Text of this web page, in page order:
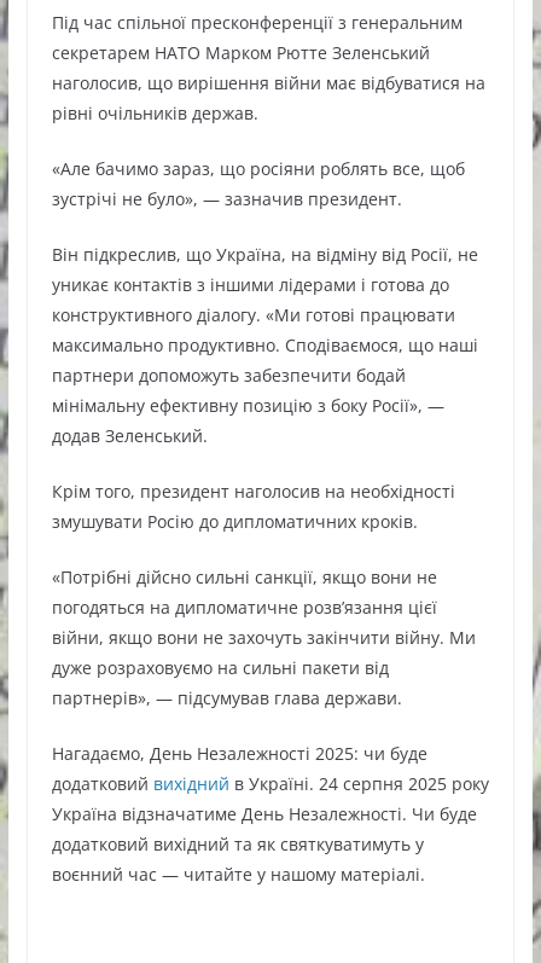
Під час спільної пресконференції з генеральним
секретарем НАТО Марком Рютте Зеленський
наголосив, що вирішення війни має відбуватися на
рівні очільників держав.
«Але бачимо зараз, що росіяни роблять все, щоб
зустрічі не було», — зазначив президент.
Він підкреслив, що Україна, на відміну від Росії, не
уникає контактів з іншими лідерами і готова до
конструктивного діалогу. «Ми готові працювати
максимально продуктивно. Сподіваємося, що наші
партнери допоможуть забезпечити бодай
мінімальну ефективну позицію з боку Росії», —
додав Зеленський.
Крім того, президент наголосив на необхідності
змушувати Росію до дипломатичних кроків.
«Потрібні дійсно сильні санкції, якщо вони не
погодяться на дипломатичне розв’язання цієї
війни, якщо вони не захочуть закінчити війну. Ми
дуже розраховуємо на сильні пакети від
партнерів», — підсумував глава держави.
Нагадаємо, День Незалежності 2025: чи буде
додатковий вихідний в Україні. 24 серпня 2025 року
Україна відзначатиме День Незалежності. Чи буде
додатковий вихідний та як святкуватимуть у
воєнний час — читайте у нашому матеріалі.